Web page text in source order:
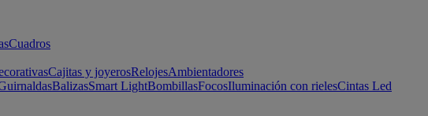
Cuadros
Cajitas y joyerosRelojesAmbientadores
BalizasSmart LightBombillasFocosIluminación con rielesCintas Led